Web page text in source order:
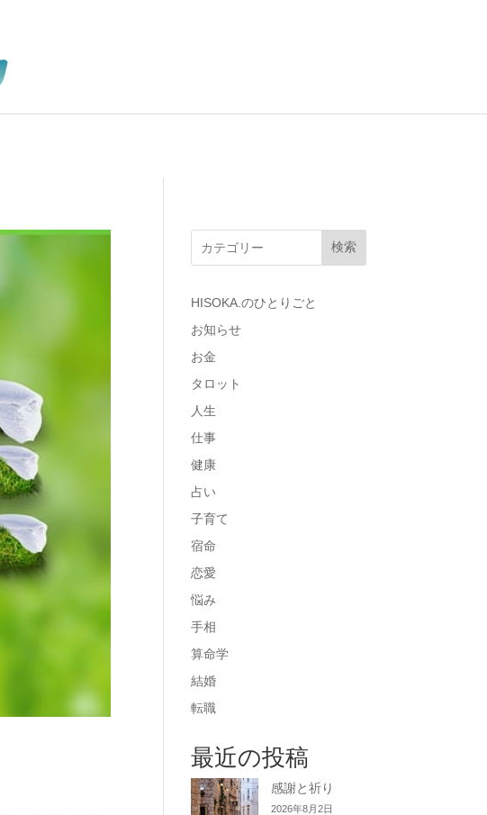
検索
HISOKA.のひとりごと
お知らせ
お金
タロット
人生
仕事
健康
占い
子育て
宿命
恋愛
悩み
手相
算命学
結婚
転職
最近の投稿
感謝と祈り
2026年8月2日